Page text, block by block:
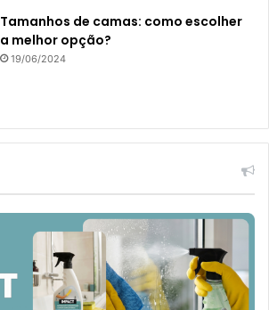
Tamanhos de camas: como escolher
a melhor opção?
19/06/2024